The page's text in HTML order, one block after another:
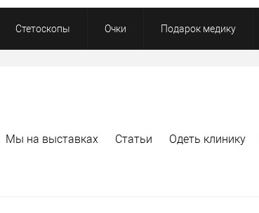
Стетоскопы Очки Подарок медику
Мы на выставках Статьи Одеть клинику